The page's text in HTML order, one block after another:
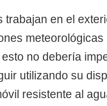
trabajan en el
esto no debería
utilizando su
resistente al